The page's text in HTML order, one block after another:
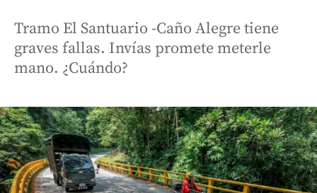
Tramo El Santuario -Caño Alegre tiene
graves fallas. Invías promete meterle
mano. ¿Cuándo?